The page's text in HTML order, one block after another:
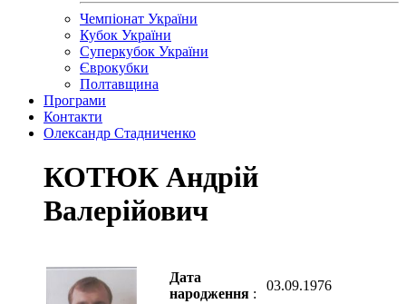
Чемпіонат України
Кубок України
Суперкубок України
Єврокубки
Полтавщина
Програми
Контакти
Олександр Стадниченко
КОТЮК Андрій
Валерійович
Дата
народження :
03.09.1976